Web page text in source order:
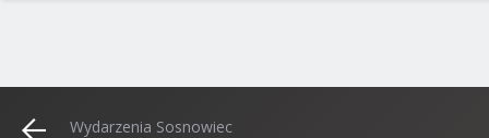
Wydarzenia Sosnowiec